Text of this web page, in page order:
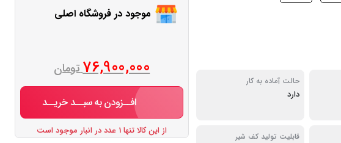
حالت آماده به کار
دارد
قابلیت تولید کف شیر
موجود در فروشگاه اصلی
76,900,000تومان
افــزودن به سبــد خریــد
از این کالا تنها 1 عدد در انبار موجود است